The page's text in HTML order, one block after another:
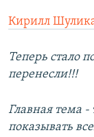
Кирилл
Теперь стало
перенесли!!!
Главная тема
показывать